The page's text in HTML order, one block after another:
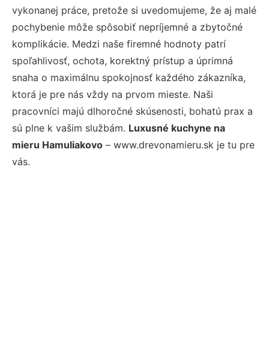
vykonanej práce, pretože si uvedomujeme, že aj malé
pochybenie môže spôsobiť nepríjemné a zbytočné
komplikácie. Medzi naše firemné hodnoty patrí
spoľahlivosť, ochota, korektný prístup a úprimná
snaha o maximálnu spokojnosť každého zákazníka,
ktorá je pre nás vždy na prvom mieste. Naši
pracovníci majú dlhoročné skúsenosti, bohatú prax a
sú plne k vašim službám. Luxusné kuchyne na
mieru Hamuliakovo – www.drevonamieru.sk je tu pre
vás.